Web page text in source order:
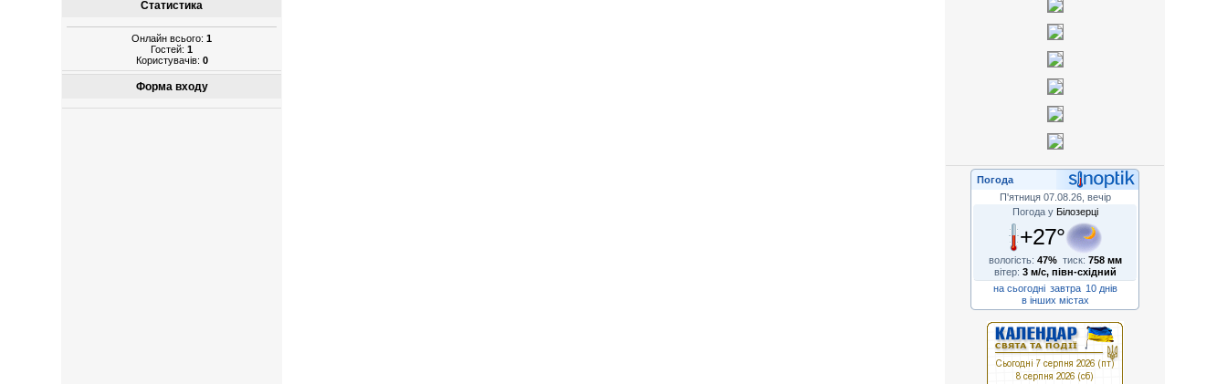
Статистика
Онлайн всього:1
Гостей:1
Користувачів: 0
Форма входу
Погода
П'ятниця 07.08.26, вечір
Погода у Білозерці
+27°
вологість: 47% тиск: 758 мм
вітер: 3 м/с, півн-східний
на сьогодні завтра 10 днів
в інших містах